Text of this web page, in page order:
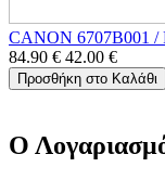
CANON 6707B001 /
84.90 € 42.00 €
Προσθήκη στο Καλάθι
Ο